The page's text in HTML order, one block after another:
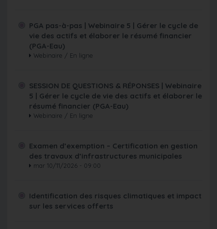
PGA pas-à-pas | Webinaire 5 | Gérer le cycle de
vie des actifs et élaborer le résumé financier
(PGA-Eau)
Webinaire / En ligne
SESSION DE QUESTIONS & RÉPONSES | Webinaire
5 | Gérer le cycle de vie des actifs et élaborer le
résumé financier (PGA-Eau)
Webinaire / En ligne
Examen d’exemption – Certification en gestion
des travaux d’infrastructures municipales
mar 10/11/2026 - 09:00
Identification des risques climatiques et impact
sur les services offerts